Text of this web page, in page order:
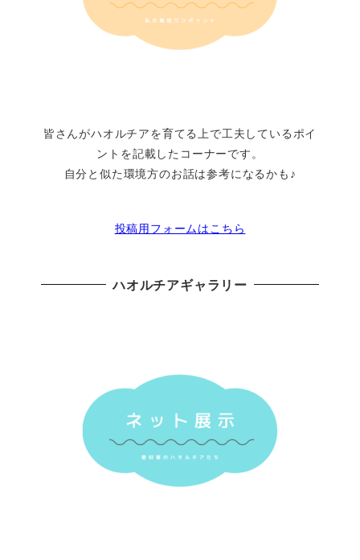
皆さんがハオルチアを育てる上で工夫しているポイ
ントを記載したコーナーです。
自分と似た環境方のお話は参考になるかも♪
投稿用フォームはこちら
ハオルチアギャラリー